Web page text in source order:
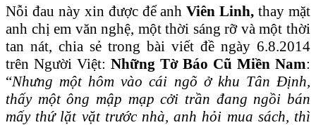
Nỗi đau này xin được để anhViên Linh, thay mặt
anh chị em văn nghệ, một thời sáng rỡ và một thời
tan nát, chia sẻ trong bài viết đề ngày 6.8.2014
trên Người Việt: Những Tờ Báo Cũ Miền Nam:
“Nhưng một hôm vào cái ngõ ở khu Tân Ðịnh,
thấy một ông mập mạp cởi trần đang ngồi bán
mấy thứ lặt vặt trước nhà, anh hỏi mua sách, thì